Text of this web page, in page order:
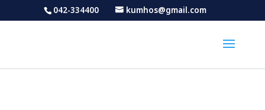
042-334400 kumhos@gmail.com